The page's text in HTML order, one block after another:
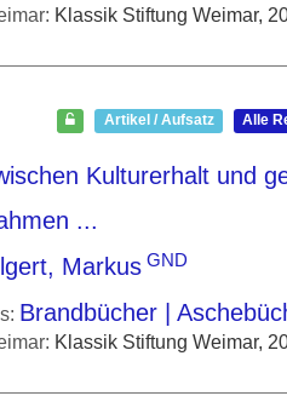
Klassik Stiftung Weimar,
Artikel / Aufsatz Alle
Kulturerhalt und
...
Markus GND
Brandbücher |
Klassik Stiftung Weimar,